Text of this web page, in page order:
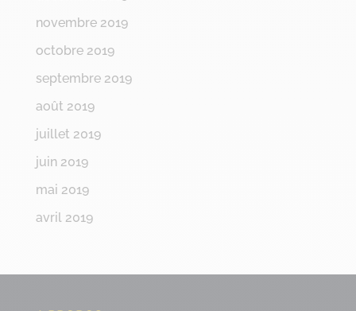
novembre 2019
octobre 2019
septembre 2019
août 2019
juillet 2019
juin 2019
mai 2019
avril 2019